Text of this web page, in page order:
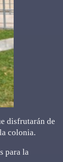
disfrutarán de
colonia.
para la